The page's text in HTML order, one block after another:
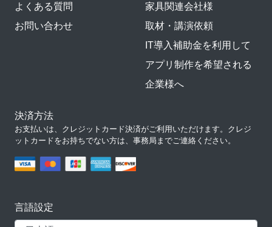
よくある質問
お問い合わせ
家具関連会社様
取材・講演依頼
IT導入補助金を利用して
アプリ制作を希望される
企業様へ
決済方法
お支払いは、クレジットカード決済がご利用いただけます。クレジ
ットカードをお持ちでない方は、事務局までご連絡ください。
言語設定